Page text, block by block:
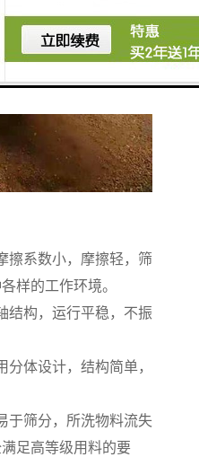
擦系数小，摩擦轻，筛
样的工作环境。
结构，运行平稳，不振
体设计，结构简单，
于筛分，所洗物料流失
足高等级用料的要